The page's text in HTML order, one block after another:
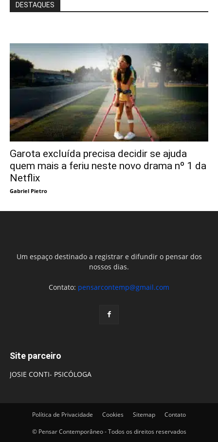
DESTAQUES
Garota excluída precisa decidir se ajuda
quem mais a feriu neste novo drama nº 1 da
Netflix
Gabriel Pietro
Um espaço destinado a registrar e difundir o pensar dos
nossos dias.
Contato: pensarcontemp@gmail.com
Site parceiro
JOSIE CONTI- PSICÓLOGA
Política de Privacidade Cookies Sitemap Contato
© Pensar Contemporâneo - Todos os direitos reservados